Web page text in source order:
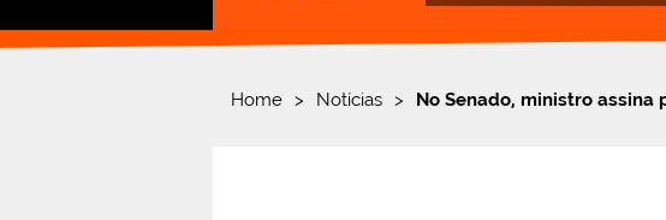
busca
Home > Notícias > No Senado, ministro assina